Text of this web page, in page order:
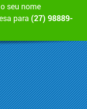
seu nome
para (27) 98889-